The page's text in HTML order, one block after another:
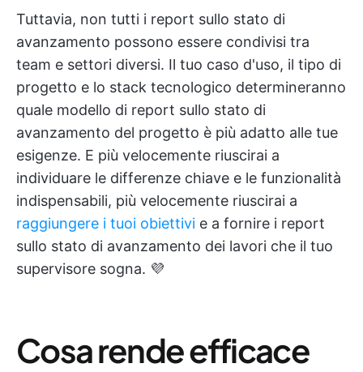
Tuttavia, non tutti i report sullo stato di
avanzamento possono essere condivisi tra
team e settori diversi. Il tuo caso d'uso, il tipo di
progetto e lo stack tecnologico determineranno
quale modello di report sullo stato di
avanzamento del progetto è più adatto alle tue
esigenze. E più velocemente riuscirai a
individuare le differenze chiave e le funzionalità
indispensabili, più velocemente riuscirai a
raggiungere i tuoi obiettivi e a fornire i report
sullo stato di avanzamento dei lavori che il tuo
supervisore sogna. 💜
Cosa rende efficace